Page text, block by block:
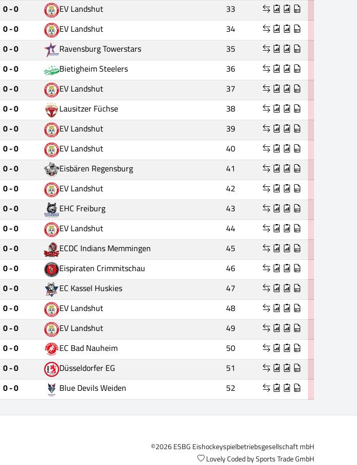
0 - 0 EV Landshut
33
0 - 0 EV Landshut
34
0 - 0 Ravensburg Towerstars
35
0 - 0 Bietigheim Steelers
36
0 - 0 EV Landshut
37
0 - 0 Lausitzer Füchse
38
0 - 0 EV Landshut
39
0 - 0 EV Landshut
40
0 - 0 Eisbären Regensburg
41
0 - 0 EV Landshut
42
0 - 0 EHC Freiburg
43
0 - 0 EV Landshut
44
0 - 0 ECDC Indians Memmingen
45
0 - 0 Eispiraten Crimmitschau
46
0 - 0 EC Kassel Huskies
47
0 - 0 EV Landshut
48
0 - 0 EV Landshut
49
0 - 0 EC Bad Nauheim
50
0 - 0 Düsseldorfer EG
51
0 - 0 Blue Devils Weiden 52
©2026 ESBG Eishockeyspielbetriebsgesellschaft mbH
Lovely Coded bySports Trade GmbH